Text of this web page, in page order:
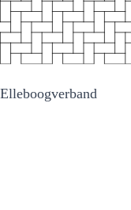
Elleboogverband